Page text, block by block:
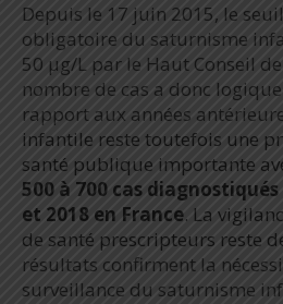
Depuis le 17 juin 2015, le
obligatoire du saturnisme
50 µg/L par le Haut Conseil
nombre de cas a donc
rapport aux années
infantile reste toutefois une
santé publique importante
500 à 700 cas
et 2018 en France. La
de santé prescripteurs reste
résultats confirment la
surveillance du saturnisme